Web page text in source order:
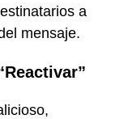
a
mensaje.